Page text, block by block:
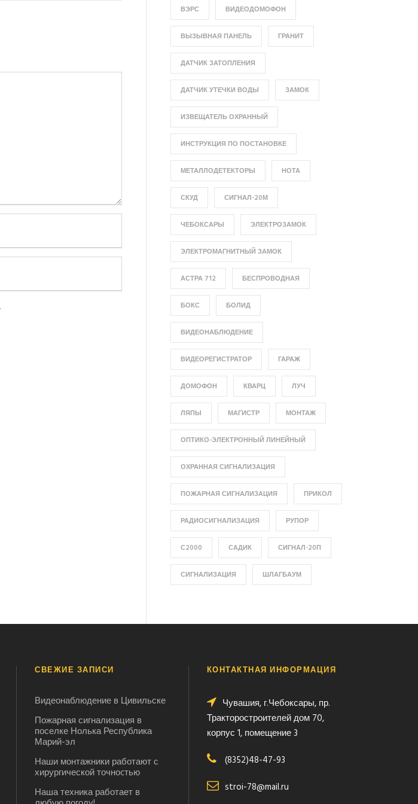
ВЭРС ВИДЕОДОМОФОН
ВЫЗЫВНАЯ ПАНЕЛЬ ГРАНИТ
ДАТЧИК ЗАТОПЛЕНИЯ
ДАТЧИК УТЕЧКИ ВОДЫ ЗАМОК
ИЗВЕЩАТЕЛЬ ОХРАННЫЙ
ИНСТРУКЦИЯ ПО ПОСТАНОВКЕ
МЕТАЛЛОДЕТЕКТОРЫ НОТА
СКУД СИГНАЛ-20М
ЧЕБОКСАРЫ ЭЛЕКТРОЗАМОК
ЭЛЕКТРОМАГНИТНЫЙ ЗАМОК
АСТРА 712 БЕСПРОВОДНАЯ
БОКС БОЛИД
ВИДЕОНАБЛЮДЕНИЕ
ВИДЕОРЕГИСТРАТОР ГАРАЖ
ДОМОФОН КВАРЦ ЛУЧ
ЛЯПЫ МАГИСТР МОНТАЖ
ОПТИКО-ЭЛЕКТРОННЫЙ ЛИНЕЙНЫЙ
ОХРАННАЯ СИГНАЛИЗАЦИЯ
ПОЖАРНАЯ СИГНАЛИЗАЦИЯ ПРИКОЛ
РАДИОСИГНАЛИЗАЦИЯ РУПОР
С2000 САДИК СИГНАЛ-20П
СИГНАЛИЗАЦИЯ ШЛАГБАУМ
СВЕЖИЕ ЗАПИСИ
Видеонаблюдение в Цивильске
Пожарная сигнализация в
поселке Нолька Республика
Марий-эл
Наши монтажники работают с
хирургической точноcтью
Наша техника работает в
КОНТАКТНАЯ ИНФОРМАЦИЯ
Чувашия, г.Чебоксары, пр.
Тракторостроителей дом 70,
корпус 1, помещение 3
(8352)48-47-93
stroi-78@mail.ru